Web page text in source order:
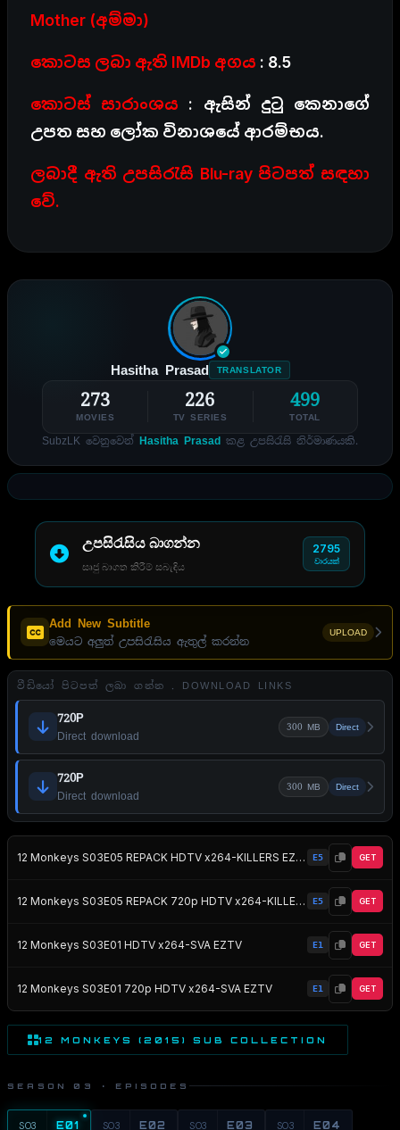
Mother (අම්මා)
කොටස ලබා ඇති IMDb අගය : 8.5
කොටස් සාරාංශය : ඇසින් දුටු කෙනාගේ
උපත සහ ලෝක විනාශයේ ආරම්භය.
ලබාදී ඇති උපසිරැසි Blu-ray පිටපත් සඳහා
වේ.
Hasitha Prasad TRANSLATOR
273
MOVIES
226
TV SERIES
499
TOTAL
SubzLK වෙනුවෙන් Hasitha Prasad කළ උපසිරැසි නිර්මාණයකි.
උපසිරැසිය බාගන්න
සෘජු බාගත කිරීම් සබැඳිය
2795
වාරයක්
Add New Subtitle
මෙයට අලුත් උපසිරැසිය ඇතුල් කරන්න
UPLOAD
වීඩියෝ පිටපත් ලබා ගන්න . DOWNLOAD LINKS
720P
Direct download
300 MB Direct
720P
Direct download
300 MB Direct
12 Monkeys S03E05 REPACK HDTV x264-KILLERS EZTV E5 GET
12 Monkeys S03E05 REPACK 720p HDTV x264-KILLERS EZTV E5 GET
12 Monkeys S03E01 HDTV x264-SVA EZTV E1 GET
12 Monkeys S03E01 720p HDTV x264-SVA EZTV E1 GET
12 MONKEYS (2015) SUB COLLECTION
SEASON 03 · EPISODES
S03 E01 S03 E02 S03 E03 S03 E04